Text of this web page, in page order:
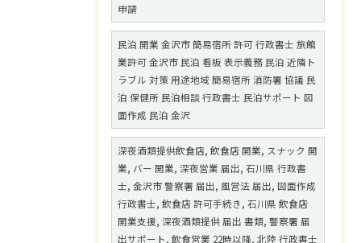
申請
民泊 開業 金沢市 簡易宿所 許可 行政書士 旅館
業許可 金沢市 民泊 看板 表示義務 民泊 近隣ト
ラブル 対策 用途地域 簡易宿所 消防署 協議 民
泊 保健所 民泊相談 行政書士 民泊サポート 図
面作成 民泊 金沢
深夜酒類提供飲食店, 飲食店 開業, スナック 開
業, バー 開業, 深夜営業 届出, 石川県 行政書
士, 金沢市 警察署 届出, 風営法 届出, 図面作成
行政書士, 飲食店 許可手続き, 石川県 飲食店
開業支援, 深夜酒類提供 届出 書類, 警察署 届
出サポート, 飲食営業 22時以降, 北陸 行政書士